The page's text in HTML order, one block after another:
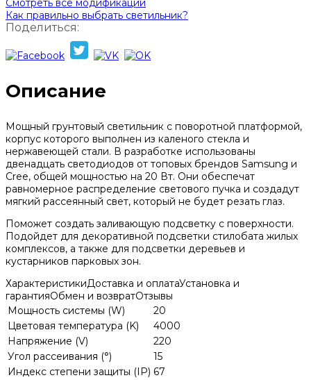
Смотреть все модификации
Как правильно выбрать светильник?
Поделиться:
Описание
Мощный грунтовый светильник с поворотной платформой,
корпус которого выполнен из каленого стекла и
нержавеющей стали. В разработке использованы
двенадцать светодиодов от топовых брендов Samsung и
Cree, общей мощностью на 20 Вт. Они обеспечат
равномерное распределение светового пучка и создадут
мягкий рассеянный свет, который не будет резать глаз.
Поможет создать заливающую подсветку с поверхности.
Подойдет для декоративной подсветки стилобата жилых
комплексов, а также для подсветки деревьев и
кустарников парковых зон.
ХарактеристикиДоставка и оплатаУстановка и
гарантияОбмен и возвратОтзывы
Мощность системы (W)
20
Цветовая температура (K)
4000
Напряжение (V)
220
Угол рассеивания (°)
15
Индекс степени защиты (IP) 67